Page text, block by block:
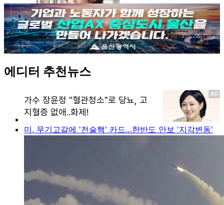
에디터 추천뉴스
미, 무기고갈에 '전술핵' 카드…한반도 안보 '지각변동'